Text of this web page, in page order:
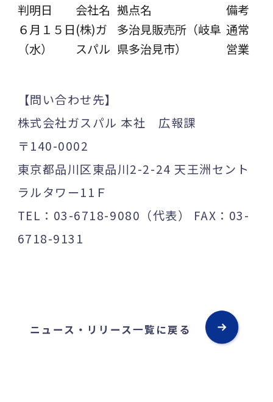
判明日 会社名 拠点名
備考
６月１５日
（水）
(株)ガ
スパル
多治見販売所（岐阜
県多治見市）
通常
営業
【問い合わせ先】
株式会社ガスパル 本社 広報課
〒140-0002
東京都品川区東品川2-2-24 天王洲セント
ラルタワー11Ｆ
TEL：03-6718-9080（代表） FAX：03-
6718-9131
ニュース・リリース一覧に戻る